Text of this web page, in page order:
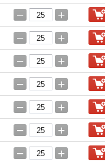
− +
− +
− +
− +
− +
− +
− +